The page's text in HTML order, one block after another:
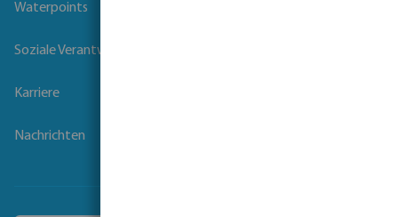
Waterpoints
Soziale Verantwortung der Unternehmen
Karriere
Nachrichten